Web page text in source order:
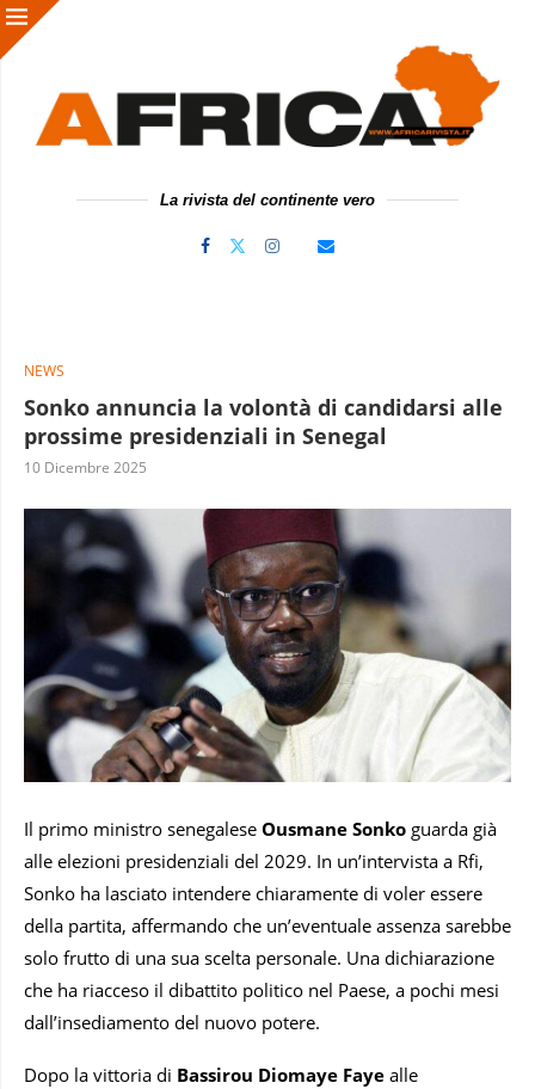
La rivista del continente vero
NEWS
Sonko annuncia la volontà di candidarsi alle
prossime presidenziali in Senegal
10 Dicembre 2025
Il primo ministro senegalese Ousmane Sonko guarda già
alle elezioni presidenziali del 2029. In un’intervista a Rfi,
Sonko ha lasciato intendere chiaramente di voler essere
della partita, affermando che un’eventuale assenza sarebbe
solo frutto di una sua scelta personale. Una dichiarazione
che ha riacceso il dibattito politico nel Paese, a pochi mesi
dall’insediamento del nuovo potere.
Dopo la vittoria di Bassirou Diomaye Faye alle